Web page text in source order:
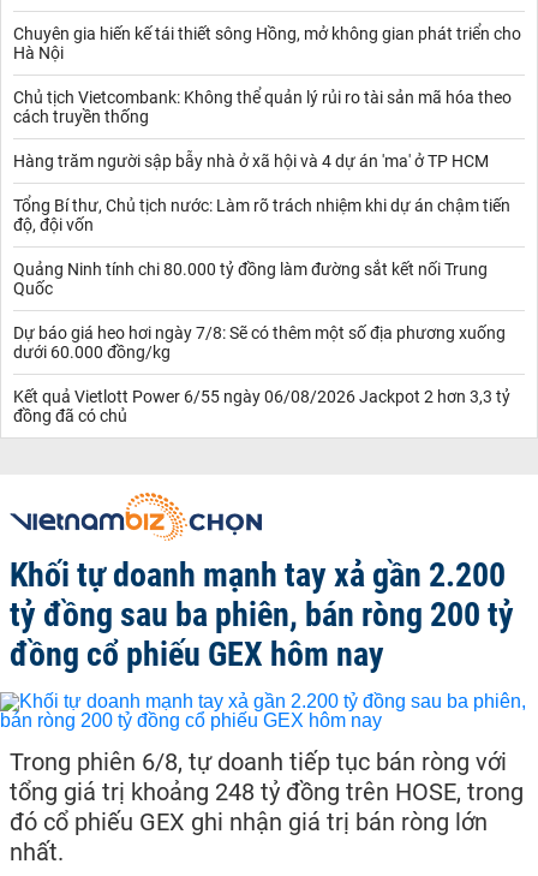
Chuyên gia hiến kế tái thiết sông Hồng, mở không gian phát triển cho
Hà Nội
Chủ tịch Vietcombank: Không thể quản lý rủi ro tài sản mã hóa theo
cách truyền thống
Hàng trăm người sập bẫy nhà ở xã hội và 4 dự án 'ma' ở TP HCM
Tổng Bí thư, Chủ tịch nước: Làm rõ trách nhiệm khi dự án chậm tiến
độ, đội vốn
Quảng Ninh tính chi 80.000 tỷ đồng làm đường sắt kết nối Trung
Quốc
Dự báo giá heo hơi ngày 7/8: Sẽ có thêm một số địa phương xuống
dưới 60.000 đồng/kg
Kết quả Vietlott Power 6/55 ngày 06/08/2026 Jackpot 2 hơn 3,3 tỷ
đồng đã có chủ
Khối tự doanh mạnh tay xả gần 2.200
tỷ đồng sau ba phiên, bán ròng 200 tỷ
đồng cổ phiếu GEX hôm nay
Trong phiên 6/8, tự doanh tiếp tục bán ròng với
tổng giá trị khoảng 248 tỷ đồng trên HOSE, trong
đó cổ phiếu GEX ghi nhận giá trị bán ròng lớn
nhất.